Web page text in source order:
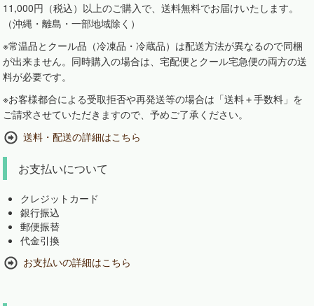
11,000円（税込）以上のご購入で、送料無料でお届けいたします。
（沖縄・離島・一部地域除く）
※常温品とクール品（冷凍品・冷蔵品）は配送方法が異なるので同梱
が出来ません。同時購入の場合は、宅配便とクール宅急便の両方の送
料が必要です。
※お客様都合による受取拒否や再発送等の場合は「送料＋手数料」を
ご請求させていただきますので、予めご了承ください。
送料・配送の詳細はこちら
お支払いについて
クレジットカード
銀行振込
郵便振替
代金引換
お支払いの詳細はこちら